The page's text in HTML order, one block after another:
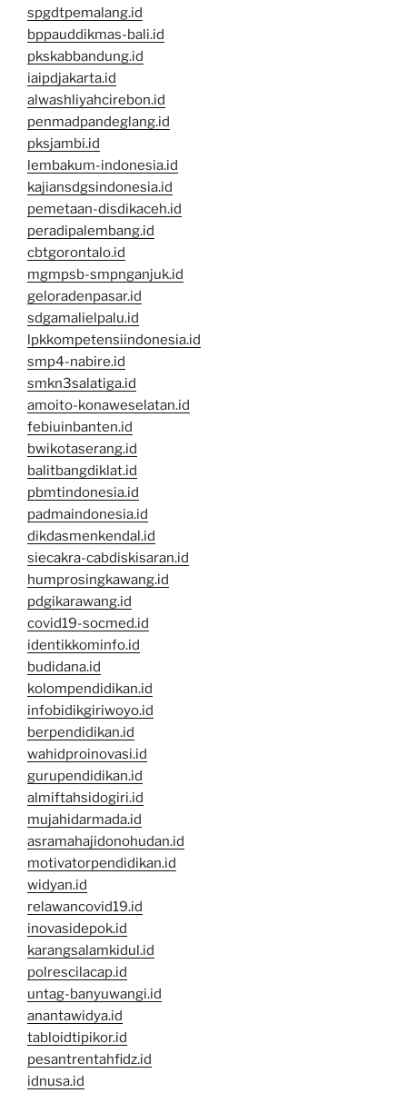
spgdtpemalang.id
bppauddikmas-bali.id
pkskabbandung.id
iaipdjakarta.id
alwashliyahcirebon.id
penmadpandeglang.id
pksjambi.id
lembakum-indonesia.id
kajiansdgsindonesia.id
pemetaan-disdikaceh.id
peradipalembang.id
cbtgorontalo.id
mgmpsb-smpnganjuk.id
geloradenpasar.id
sdgamalielpalu.id
lpkkompetensiindonesia.id
smp4-nabire.id
smkn3salatiga.id
amoito-konaweselatan.id
febiuinbanten.id
bwikotaserang.id
balitbangdiklat.id
pbmtindonesia.id
padmaindonesia.id
dikdasmenkendal.id
siecakra-cabdiskisaran.id
humprosingkawang.id
pdgikarawang.id
covid19-socmed.id
identikkominfo.id
budidana.id
kolompendidikan.id
infobidikgiriwoyo.id
berpendidikan.id
wahidproinovasi.id
gurupendidikan.id
almiftahsidogiri.id
mujahidarmada.id
asramahajidonohudan.id
motivatorpendidikan.id
widyan.id
relawancovid19.id
inovasidepok.id
karangsalamkidul.id
polrescilacap.id
untag-banyuwangi.id
anantawidya.id
tabloidtipikor.id
pesantrentahfidz.id
idnusa.id